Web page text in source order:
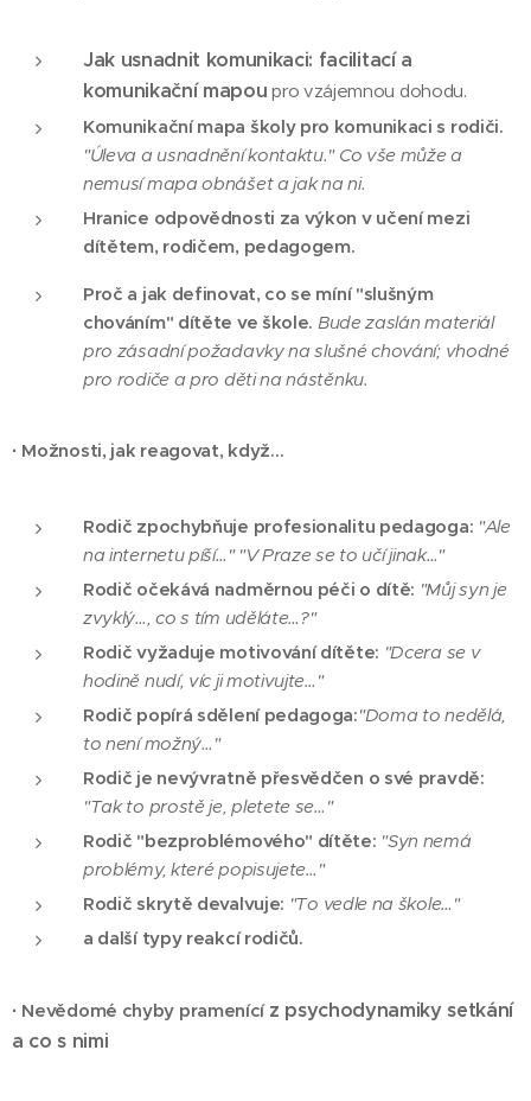
Jak usnadnit komunikaci: facilitací a
komunikační mapou pro vzájemnou dohodu.
Komunikační mapa školy pro komunikaci s rodiči.
"Úleva a usnadnění kontaktu." Co vše může a
nemusí mapa obnášet a jak na ni.
Hranice odpovědnosti za výkon v učení mezi
dítětem, rodičem, pedagogem.
Proč a jak definovat, co se míní "slušným
chováním" dítěte ve škole. Bude zaslán materiál
pro zásadní požadavky na slušné chování; vhodné
pro rodiče a pro děti na nástěnku.
· Možnosti, jak reagovat, když…
Rodič zpochybňuje profesionalitu pedagoga: "Ale
na internetu píší…" "V Praze se to učí jinak…"
Rodič očekává nadměrnou péči o dítě: "Můj syn je
zvyklý…, co s tím uděláte…?"
Rodič vyžaduje motivování dítěte: "Dcera se v
hodině nudí, víc ji motivujte…"
Rodič popírá sdělení pedagoga:"Doma to nedělá,
to není možný…"
Rodič je nevývratně přesvědčen o své pravdě:
"Tak to prostě je, pletete se…"
Rodič "bezproblémového" dítěte: "Syn nemá
problémy, které popisujete…"
Rodič skrytě devalvuje: "To vedle na škole…"
a další typy reakcí rodičů.
· Nevědomé chyby pramenící z psychodynamiky setkání
a co s nimi